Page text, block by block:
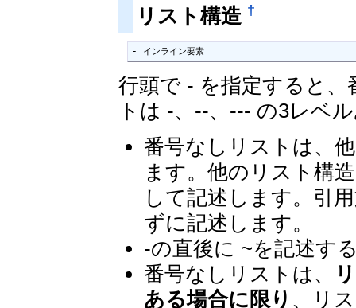
リスト構造 †
- インライン要素
行頭で - を指定すると
トは -、--、--- の3レベ
番号なしリストは、
ます。他のリスト構
して記述します。引
ずに記述します。
-の直後に ~を記述す
番号なしリストは、
ある場合に限り 、リ